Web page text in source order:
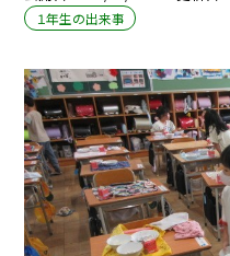
１年生の出来事